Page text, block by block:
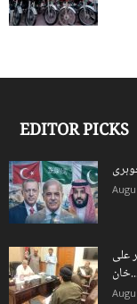
EDITOR PICKS
علی
خان...